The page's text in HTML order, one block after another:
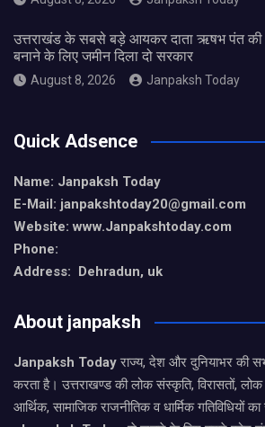
उत्तराखंड के सबसे बड़े आयकर दाता ऋषभ पंत की
बनाने के लिए जमीन दिला दो सरकार
August 8, 2026 Janpaksh Today
Quick Adsence
Name: Janpaksh Today
E-Mail: janpakshtoday20@gmail.com
Website: www.Janpakshtoday.com
Phone:
Address: Dehradun, uk
About janpaksh
Janpaksh Todayराज्य, देश और दुनियाभर की
करता है। उत्तराखण्ड की लोक संस्कृति, विरासतों,
आर्थिक, सामाजिक राजनीतिक व धार्मिक गतिविधियों